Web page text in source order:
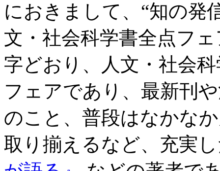
におきまして、“知の
文・社会科学書全点フ
字どおり、人文・社会
フェアであり、最新刊
のこと、普段はなかな
取り揃えるなど、充実